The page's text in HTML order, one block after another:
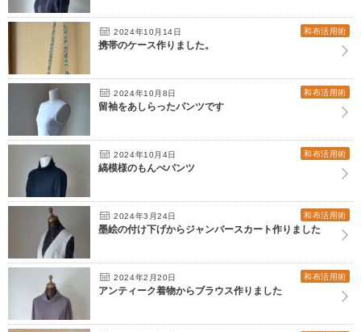
2024年10月14日 和布活用術
携帯のケース作りました。
2024年10月8日 和布活用術
留袖をあしらったパンツです
2024年10月4日 和布活用術
縞模様のもんぺパンツ
2024年3月24日 和布活用術
墨絵の付け下げからジャンバースカート作りました
2024年2月20日 和布活用術
アンティーク着物からブラウス作りました